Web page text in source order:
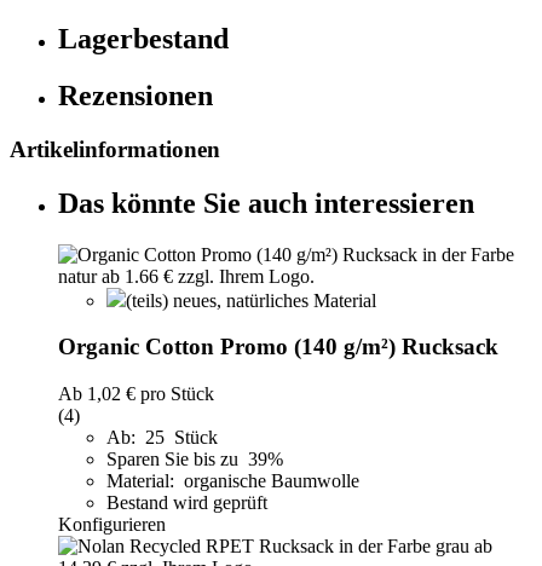
Lagerbestand
Rezensionen
Artikelinformationen
Das könnte Sie auch interessieren
(teils) neues, natürliches Material
Organic Cotton Promo (140 g/m²) Rucksack
Ab 1,02 € pro Stück
(4)
Ab: 25 Stück
Sparen Sie bis zu 39%
Material: organische Baumwolle
Bestand wird geprüft
Konfigurieren